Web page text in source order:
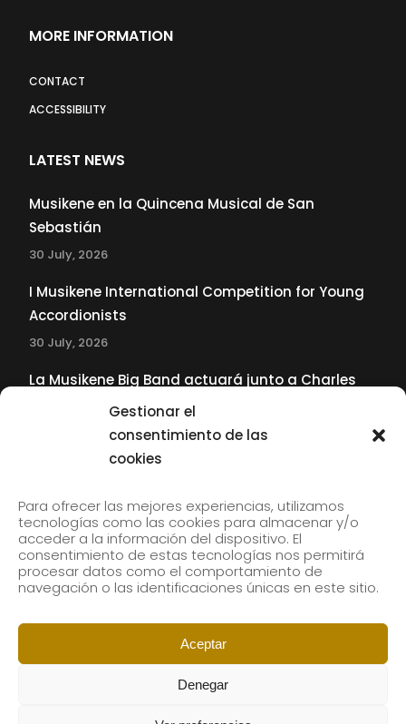
Gestionar el
consentimiento de las
cookies
Para ofrecer las mejores experiencias, utilizamos
tecnologías como las cookies para almacenar y/o
acceder a la información del dispositivo. El
consentimiento de estas tecnologías nos permitirá
procesar datos como el comportamiento de
navegación o las identificaciones únicas en este sitio.
Aceptar
Denegar
MORE INFORMATION
CONTACT
ACCESSIBILITY
LATEST NEWS
Musikene en la Quincena Musical de San
Sebastián
30 July, 2026
I Musikene International Competition for Young
Accordionists
30 July, 2026
La Musikene Big Band actuará junto a Charles
Tolliver en el 61 Jazzaldia
Subscribe to our newsletter to receive our news by
email.